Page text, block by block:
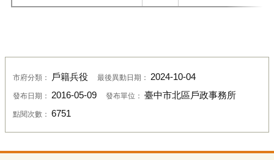
市府分類： 戶籍兵役 最後異動日期： 2024-10-04
發布日期： 2016-05-09 發布單位： 臺中市北區戶政事務所
點閱次數： 6751